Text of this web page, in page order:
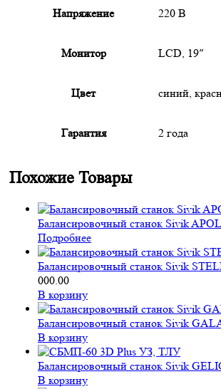
Напряжение 220 В
Монитор LCD, 19″
Цвет синий,
Гарантия 2 года
Похожие Товары
Балансировочный станок Sivik
Подробнее
Балансировочный станок Sivik
000.00
В корзину
Балансировочный станок Sivik
В корзину
Балансировочный станок Sivik
В корзину